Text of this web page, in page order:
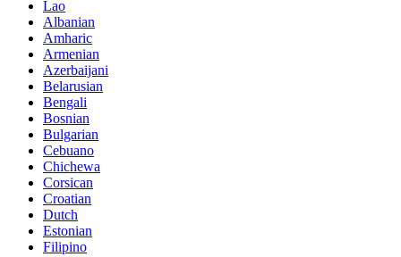
Lao
Albanian
Amharic
Armenian
Azerbaijani
Belarusian
Bengali
Bosnian
Bulgarian
Cebuano
Chichewa
Corsican
Croatian
Dutch
Estonian
Filipino